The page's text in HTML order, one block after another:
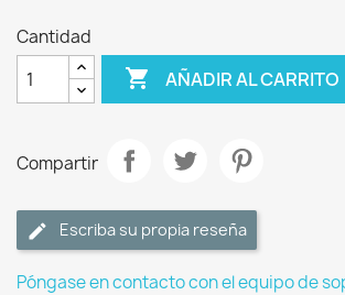
Cantidad
 AÑADIR AL CARRITO
Compartir
Escriba su propia reseña
Póngase en contacto con el equipo de